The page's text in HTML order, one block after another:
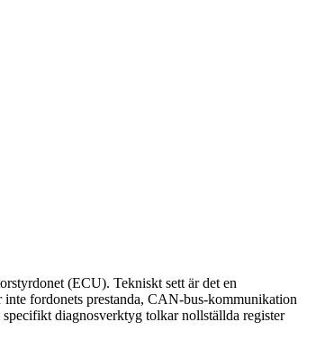
(ECU). Tekniskt sett är det en
fordonets prestanda, CAN-bus-kommunikation
diagnosverktyg tolkar nollställda register